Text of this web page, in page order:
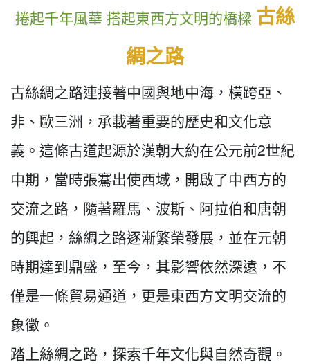
捲起千年風華 搭起東西方文明的橋樑 古絲
綢之路
古絲綢之路連接著中國與地中海，橫跨亞、
非、歐三洲，承載著重要的歷史和文化意
義。這條古道起源於漢朝大約在公元前2世紀
中期，當時張騫出使西域，開啟了中西方的
交流之路，隨著羅馬、波斯、阿拉伯和唐朝
的興起，絲綢之路逐漸繁榮發展，並在元朝
時期達到鼎盛，至今，其影響依然深遠，不
僅是一條貿易通道，更是東西方文明交流的
象徵。
踏上絲綢之路，探索千年文化與自然奇觀。